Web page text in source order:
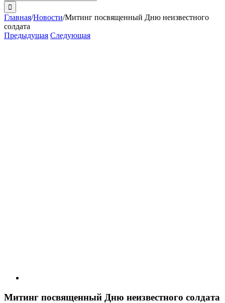
поиска:
Главная/Новости/Митинг посвященный Дню неизвестного
солдата
Предыдущая Следующая
Митинг посвященный Дню неизвестного солдата